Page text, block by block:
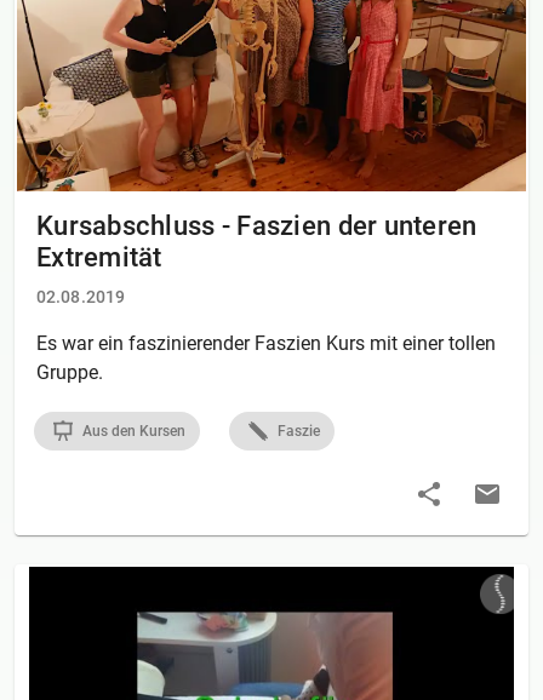
Kursabschluss - Faszien der unteren
Extremität
02.08.2019
Es war ein faszinierender Faszien Kurs mit einer tollen
Gruppe.
Aus den Kursen Faszie